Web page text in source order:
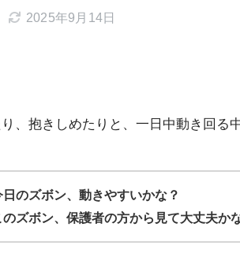
2025年9月14日
、抱きしめたりと、一日中動き回る中
日のズボン、動きやすいかな？
のズボン、保護者の方から見て大丈夫か